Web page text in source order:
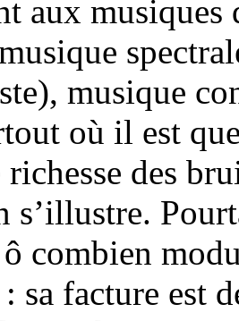
aux
musique
où il est
des
s’illustre.
combien
sa facture est